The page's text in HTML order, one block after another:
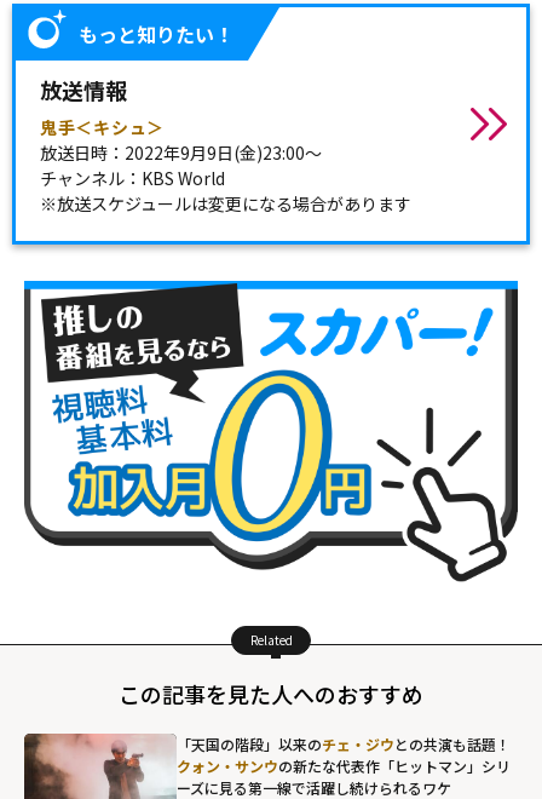
もっと知りたい！
放送情報
鬼手＜キシュ＞
放送日時：2022年9月9日(金)23:00～
チャンネル：KBS World
※放送スケジュールは変更になる場合があります
Related
この記事を見た人へのおすすめ
「天国の階段」以来のチェ・ジウとの共演も話題！
クォン・サンウの新たな代表作「ヒットマン」シリ
ーズに見る第一線で活躍し続けられるワケ